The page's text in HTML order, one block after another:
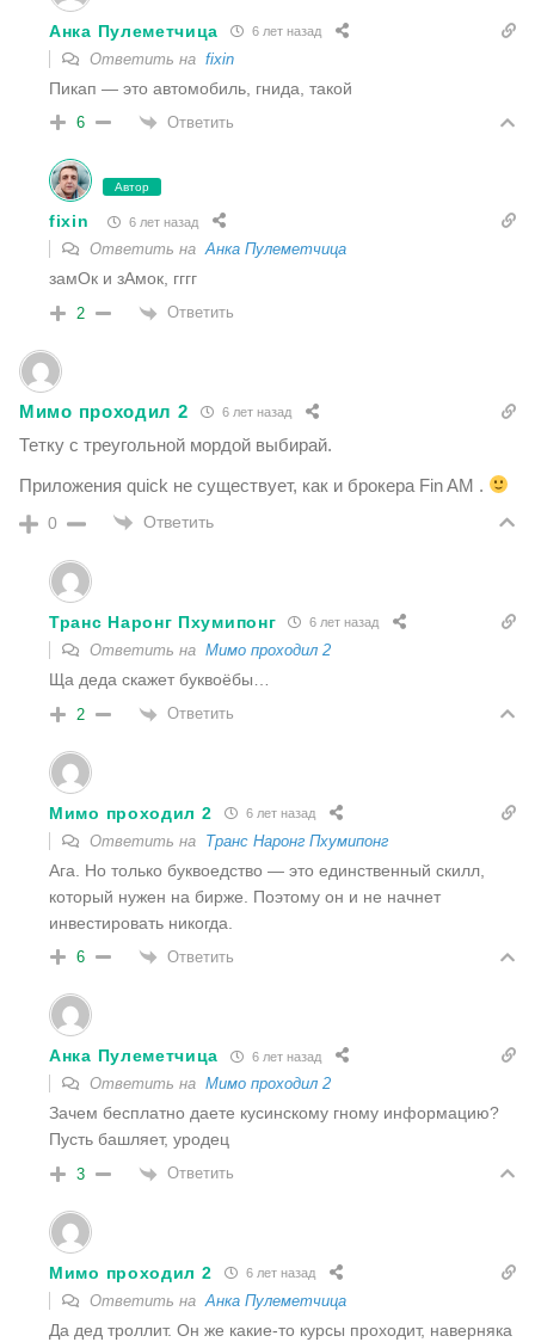
Анка Пулеметчица 6 лет назад
Ответить на fixin
Пикап — это автомобиль, гнида, такой
6 Ответить
Автор
fixin 6 лет назад
Ответить наАнка Пулеметчица
замОк и зАмок, гггг
2 Ответить
Мимо проходил 2 6 лет назад
Тетку с треугольной мордой выбирай.
Приложения quick не существует, как и брокера Fin AM .
0 Ответить
Транс Наронг Пхумипонг 6 лет назад
Ответить на Мимо проходил 2
Ща деда скажет буквоёбы…
2 Ответить
Мимо проходил 2 6 лет назад
Ответить на Транс Наронг Пхумипонг
Ага. Но только буквоедство — это единственный скилл,
который нужен на бирже. Поэтому он и не начнет
инвестировать никогда.
6 Ответить
Анка Пулеметчица 6 лет назад
Ответить на Мимо проходил 2
Зачем бесплатно даете кусинскому гному информацию?
Пусть башляет, уродец
3 Ответить
Мимо проходил 2 6 лет назад
Ответить на Анка Пулеметчица
Да дед троллит. Он же какие-то курсы проходит, наверняка